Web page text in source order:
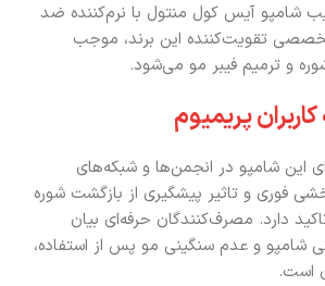
شامپو آیس کول منتول با نرم‌کننده ضد
تقویت‌کننده این برند، موجب
و ترمیم فیبر مو می‌شود.
پریمیوم
این شامپو در انجمن‌ها و شبکه‌های
فوری و تاثیر پیشگیری از بازگشت شوره
دارد. مصرف‌کنندگان حرفه‌ای بیان
شامپو و عدم سنگینی مو پس از استفاده،
است.